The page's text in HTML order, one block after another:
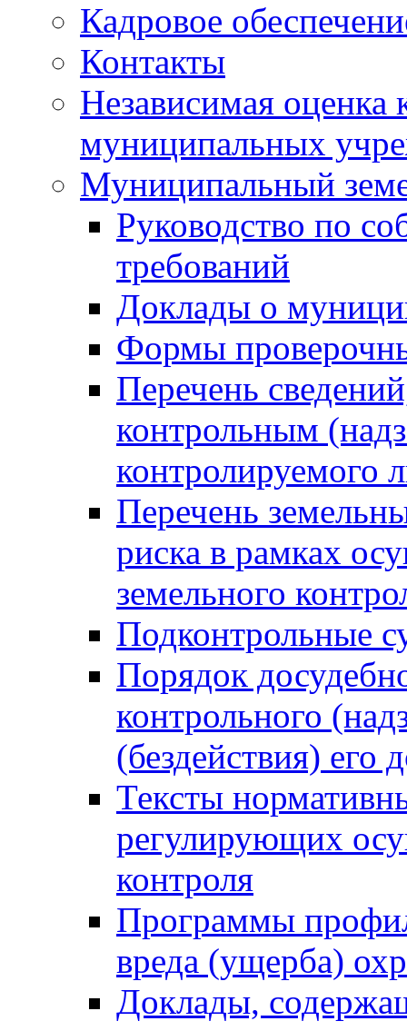
Кадровое
Контакты
Независимая оценка
муниципальных
Муниципальный
Руководство по
требований
Доклады о
Формы
Перечень
контрольным
контролируемого
Перечень
риска в рамках
земельного
Подконтрольные
Порядок
контрольного
(бездействия)
Тексты
регулирующих
контроля
Программы
вреда (ущерба)
Доклады,